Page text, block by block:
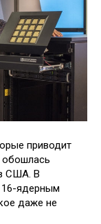
приводит
обошлась
США. В
16-ядерным
даже не